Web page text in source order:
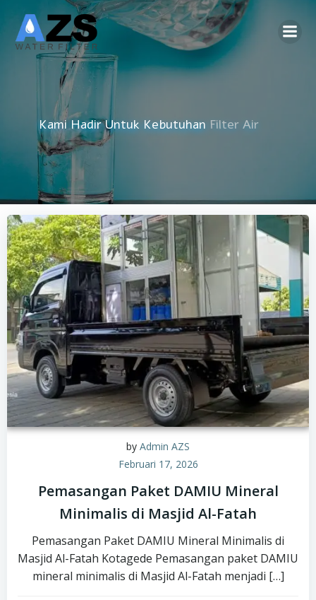
Skip
to
content
Kami Hadir Untuk Kebutuhan Reverse Osmosis
by Admin AZS
Februari 17, 2026
Pemasangan Paket DAMIU Mineral
Minimalis di Masjid Al-Fatah
Pemasangan Paket DAMIU Mineral Minimalis di
Masjid Al-Fatah Kotagede Pemasangan paket DAMIU
mineral minimalis di Masjid Al-Fatah menjadi […]